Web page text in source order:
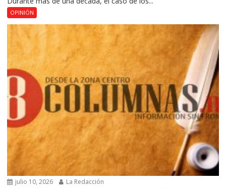
OPINIÓN
julio 10, 2026 La Redacción